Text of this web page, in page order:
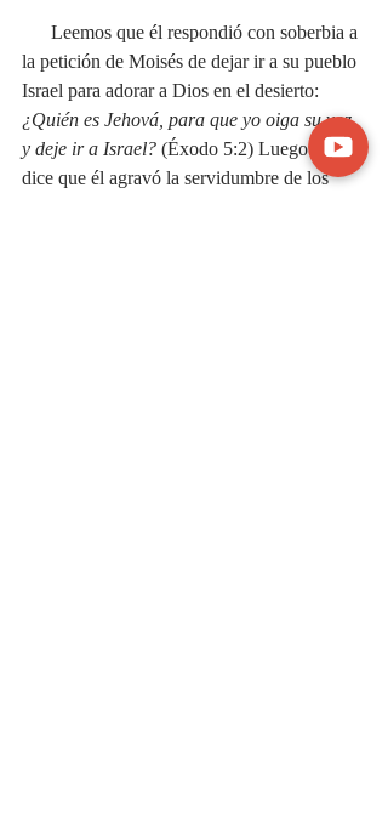
la petición de Moisés de dejar ir a su pueblo
Israel para adorar a Dios en el desierto:
¿Quién es Jehová, para que yo oiga su voz
y deje ir a Israel? (Éxodo 5:2) Luego se nos
dice que él agravó la servidumbre de los